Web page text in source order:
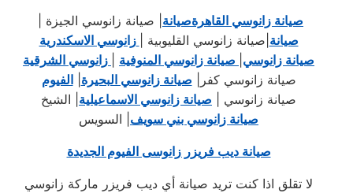
صيانة زانوسي القاهرة صيانة زانوسي الجيزة صيانة
زانوسي الاسكندرية
صيانة زانوسي القليوبية صيانة
زانوسي الشرقية
صيانة زانوسي المنوفية صيانة زانوسي
الفيوم| صيانة زانوسي البحيرة
صيانة زانوسي كفر
الشيخ صيانة زانوسي الاسماعيلية
صيانة زانوسي
السويس صيانة زانوسي بني سويف
صيانة ديب فريزر زانوسى الفيوم الجديدة
لا تقلق اذا كنت تريد صيانة أي ديب فريزر ماركة زانوسي